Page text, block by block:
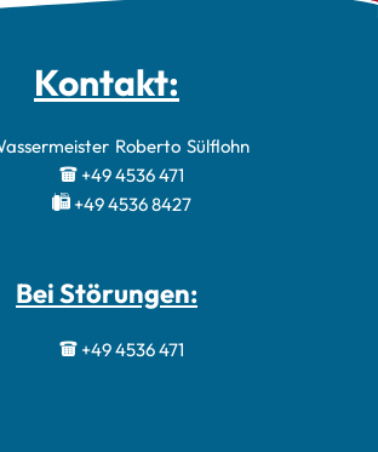
Kontakt:
Roberto Sülflohn
+49 4536 471
+49 4536 8427
Bei Störungen:
+49 4536 471